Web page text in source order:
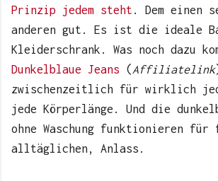
Prinzip jedem steht . Dem einen
anderen gut. Es ist die ideale
Kleiderschrank. Was noch dazu
Dunkelblaue Jeans (Affiliatelink
zwischenzeitlich für wirklich
jede Körperlänge. Und die
ohne Waschung funktionieren
alltäglichen, Anlass.